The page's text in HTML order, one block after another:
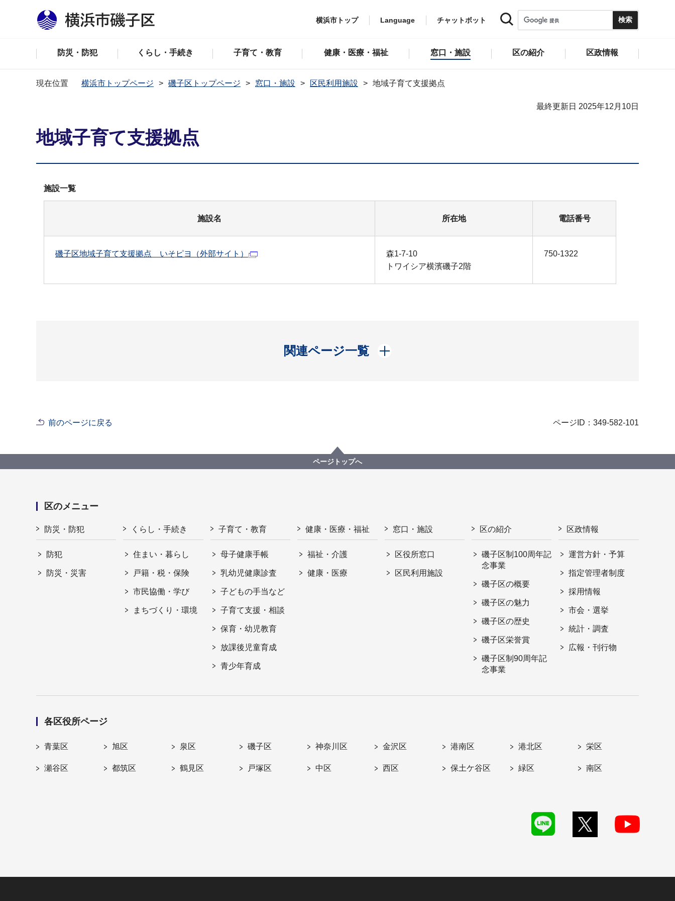
横浜市トップ Language チャットボット
防災・防犯 くらし・手続き 子育て・教育 健康・医療・福祉 窓口・施設 区の紹介 区政情報
現在位置 横浜市トップページ 磯子区トップページ 窓口・施設 区民利用施設 地域子育て支援拠点
最終更新日 2025年12月10日
地域子育て支援拠点
施設一覧
施設名 所在地 電話番号
磯子区地域子育て支援拠点 いそピヨ（外部サイト）
森1-7-10
トワイシア横濱磯子2階
750-1322
関連ページ一覧
開く
前のページに戻る ページID：349-582-101
ページトップへ
区のメニュー
防災・防犯
防犯
防災・災害
くらし・手続き
住まい・暮らし
戸籍・税・保険
市民協働・学び
まちづくり・環境
子育て・教育
母子健康手帳
乳幼児健康診査
子どもの手当など
子育て支援・相談
保育・幼児教育
放課後児童育成
青少年育成
健康・医療・福祉
福祉・介護
健康・医療
窓口・施設
区役所窓口
区民利用施設
区の紹介
磯子区制100周年記
念事業
磯子区の概要
磯子区の魅力
磯子区の歴史
磯子区栄誉賞
磯子区制90周年記
念事業
区政情報
運営方針・予算
指定管理者制度
採用情報
市会・選挙
統計・調査
広報・刊行物
各区役所ページ
青葉区 旭区 泉区 磯子区 神奈川区 金沢区 港南区 港北区 栄区
瀬谷区 都筑区 鶴見区 戸塚区 中区 西区 保土ケ谷区 緑区 南区